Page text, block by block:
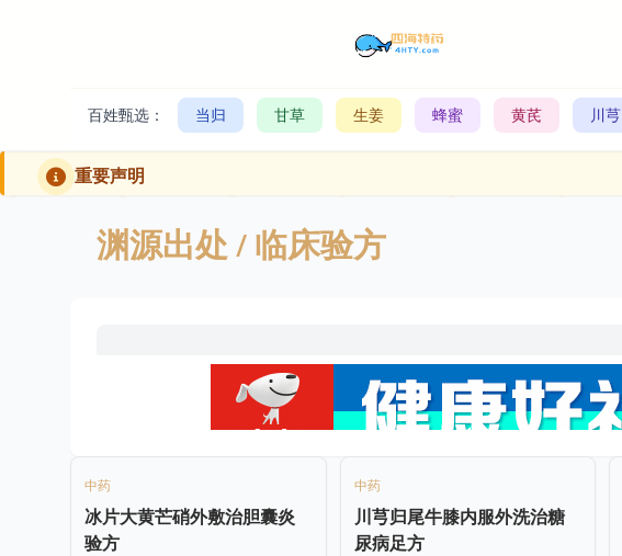
百姓甄选： 当归 甘草 生姜 蜂蜜 黄芪 川芎
重要声明
渊源出处/ 临床验方
中药
冰片大黄芒硝外敷治胆囊炎
验方
中药
川芎归尾牛膝内服外洗治糖
尿病足方